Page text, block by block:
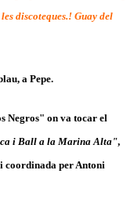
discoteques.! Guay del
a Pepe.
Negros" on va tocar el
i Ball a la Marina Alta",
per Antoni